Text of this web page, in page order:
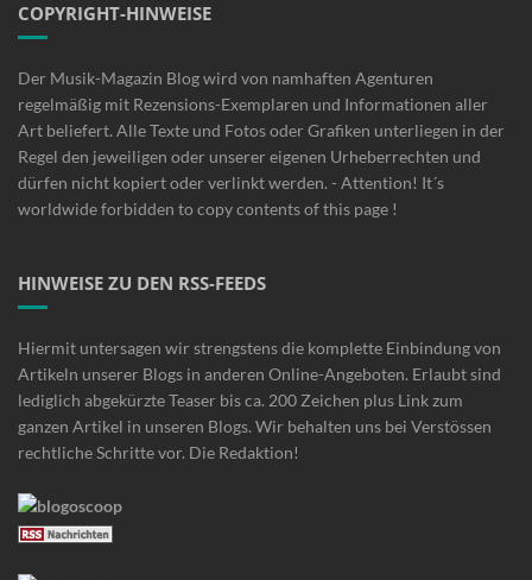
COPYRIGHT-HINWEISE
Der Musik-Magazin Blog wird von namhaften Agenturen
regelmäßig mit Rezensions-Exemplaren und Informationen aller
Art beliefert. Alle Texte und Fotos oder Grafiken unterliegen in der
Regel den jeweiligen oder unserer eigenen Urheberrechten und
dürfen nicht kopiert oder verlinkt werden. - Attention! It´s
worldwide forbidden to copy contents of this page !
HINWEISE ZU DEN RSS-FEEDS
Hiermit untersagen wir strengstens die komplette Einbindung von
Artikeln unserer Blogs in anderen Online-Angeboten. Erlaubt sind
lediglich abgekürzte Teaser bis ca. 200 Zeichen plus Link zum
ganzen Artikel in unseren Blogs. Wir behalten uns bei Verstössen
rechtliche Schritte vor. Die Redaktion!